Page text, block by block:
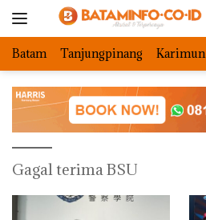
Batam Tanjungpinang Karimun
Gagal terima BSU